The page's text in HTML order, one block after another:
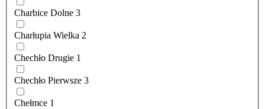
Charbice Dolne 3
Charłupia Wielka 2
Chechło Drugie 1
Chechło Pierwsze 3
Chełmce 1